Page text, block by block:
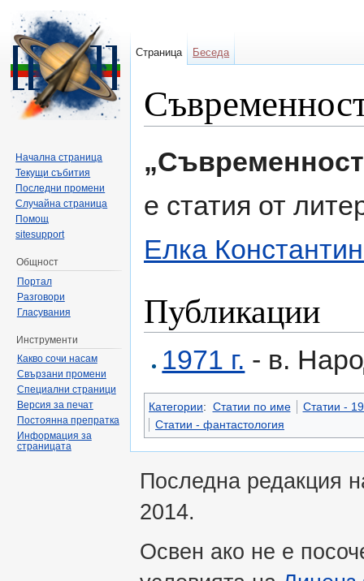
е статия от
Елка
Публикации
1971 г. - в.
Категории: Статии по име
Статии -
Статии - фантастология
Страница Беседа
Начална страница
Текущи събития
Последни промени
Случайна страница
Помощ
sitesupport
Общност
Портал
Разговори
Гласувания
Инструменти
Какво сочи насам
Свързани промени
Специални страници
Версия за печат
Постоянна препратка
Информация за
страницата
Последна редакция
2014.
Освен ако не е